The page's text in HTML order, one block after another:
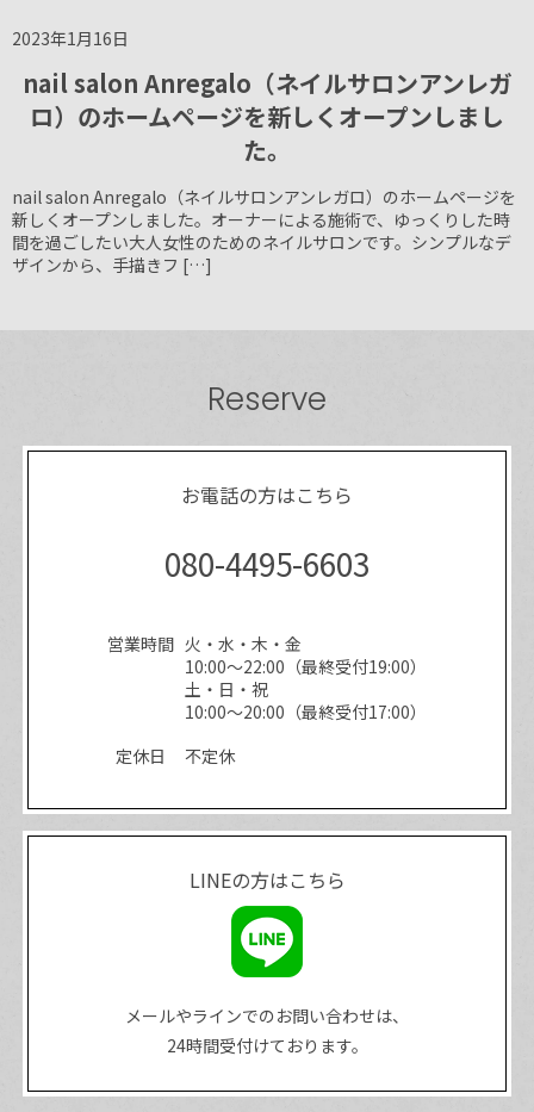
2023年1月16日
nail salon Anregalo（ネイルサロンアンレガ
ロ）のホームページを新しくオープンしまし
た。
nail salon Anregalo（ネイルサロンアンレガロ）のホームページを
新しくオープンしました。オーナーによる施術で、ゆっくりした時
間を過ごしたい大人女性のためのネイルサロンです。シンプルなデ
ザインから、手描きフ […]
Reserve
お電話の方はこちら
080-4495-6603
営業時間 火・水・木・金
10:00～22:00（最終受付19:00）
土・日・祝
10:00～20:00（最終受付17:00）
定休日
不定休
LINEの方はこちら
メールやラインでのお問い合わせは、
24時間受付けております。